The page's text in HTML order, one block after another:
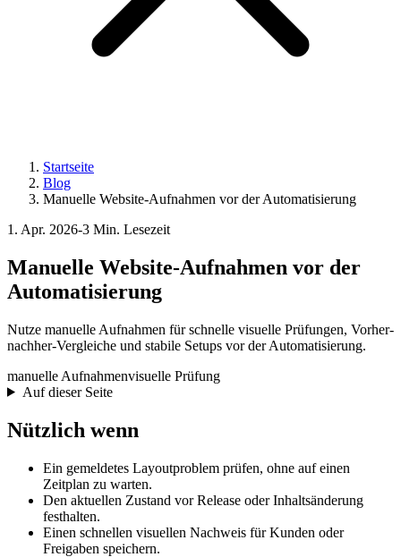
Startseite
Blog
Manuelle Website-Aufnahmen vor der Automatisierung
1. Apr. 2026-3 Min. Lesezeit
Manuelle Website-Aufnahmen vor der
Automatisierung
Nutze manuelle Aufnahmen für schnelle visuelle Prüfungen, Vorher-
nachher-Vergleiche und stabile Setups vor der Automatisierung.
manuelle Aufnahmenvisuelle Prüfung
Auf dieser Seite
Nützlich wenn
Ein gemeldetes Layoutproblem prüfen, ohne auf einen
Zeitplan zu warten.
Den aktuellen Zustand vor Release oder Inhaltsänderung
festhalten.
Einen schnellen visuellen Nachweis für Kunden oder
Freigaben speichern.